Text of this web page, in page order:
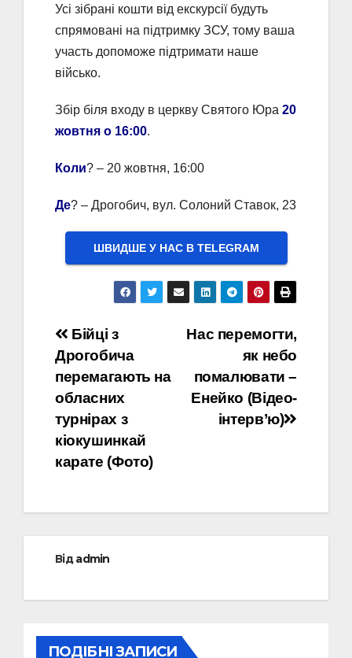
Усі зібрані кошти від екскурсії будуть
спрямовані на підтримку ЗСУ, тому ваша
участь допоможе підтримати наше
військо.
Збір біля входу в церкву Святого Юра 20
жовтня о 16:00.
Коли? – 20 жовтня, 16:00
Де? – Дрогобич, вул. Солоний Ставок, 23
ШВИДШЕ У НАС В ТELEGRAM
Навігація
записів
Нас перемогти,
як небо
помалювати –
Енейко (Відео-
інтерв’ю)
Бійці з
Дрогобича
перемагають на
обласних
турнірах з
кіокушинкай
карате (Фото)
Відadmin
ПОДІБНІ ЗАПИСИ